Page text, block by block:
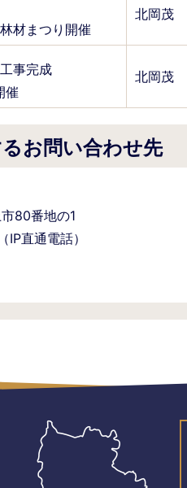
材まつり開催
北岡茂
事完成
催
北岡茂
お問い合わせ先
80番地の1
直通電話）